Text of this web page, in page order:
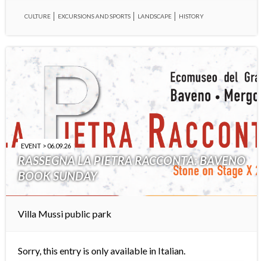
CULTURE EXCURSIONS AND SPORTS LANDSCAPE HISTORY
EVENT > 06.09.26
RASSEGNA LA PIETRA RACCONTA: BAVENO
BOOK SUNDAY
Villa Mussi public park
Sorry, this entry is only available in Italian.